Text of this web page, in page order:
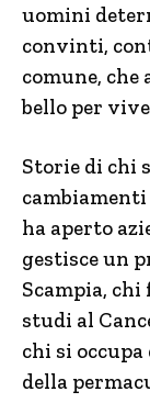
uomini
convinti,
comune, che
bello per
Storie di chi
ha aperto
gestisce un
Scampia,
studi al
chi si
della